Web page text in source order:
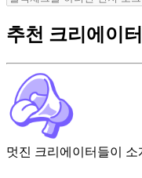
추천 크리에이터
멋진 크리에이터들이